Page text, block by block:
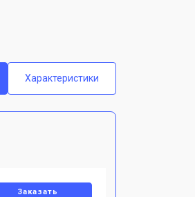
Характеристики
Заказать